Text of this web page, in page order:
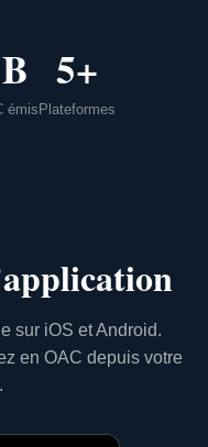
émis
5+
Plateformes
sur iOS et Android.
en OAC depuis votre